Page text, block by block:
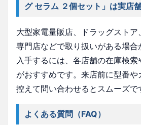
グ セラム ２個セット」は実店
大型家電量販店、ドラッグストア
専門店などで取り扱いがある場合
入手するには、各店舗の在庫検
がおすすめです。来店前に型番
控えて問い合わせるとスムーズで
よくある質問（FAQ）